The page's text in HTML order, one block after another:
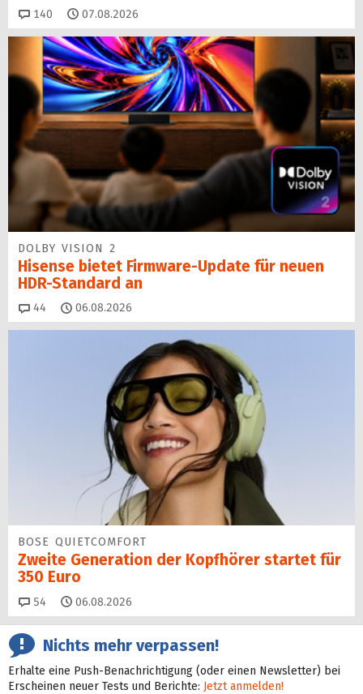
140 Kommentare
07.08.2026
DOLBY VISION 2
Hisense bietet Firmware-Update für neuen
HDR-Standard an
44 Kommentare
06.08.2026
BOSE QUIETCOMFORT
Zweite Generation der Kopfhörer startet für
350 Euro
54 Kommentare
06.08.2026
Nichts mehr verpassen!
Erhalte eine Push-Benachrichtigung (oder einen Newsletter) bei
Erscheinen neuer Tests und Berichte: Jetzt anmelden!